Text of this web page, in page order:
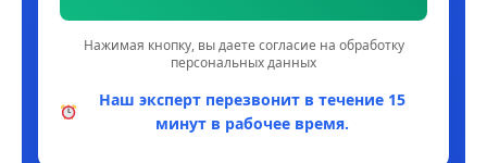
Нажимая кнопку, вы даете согласие на обработку
персональных данных
Наш эксперт перезвонит в течение 15
минут в рабочее время.